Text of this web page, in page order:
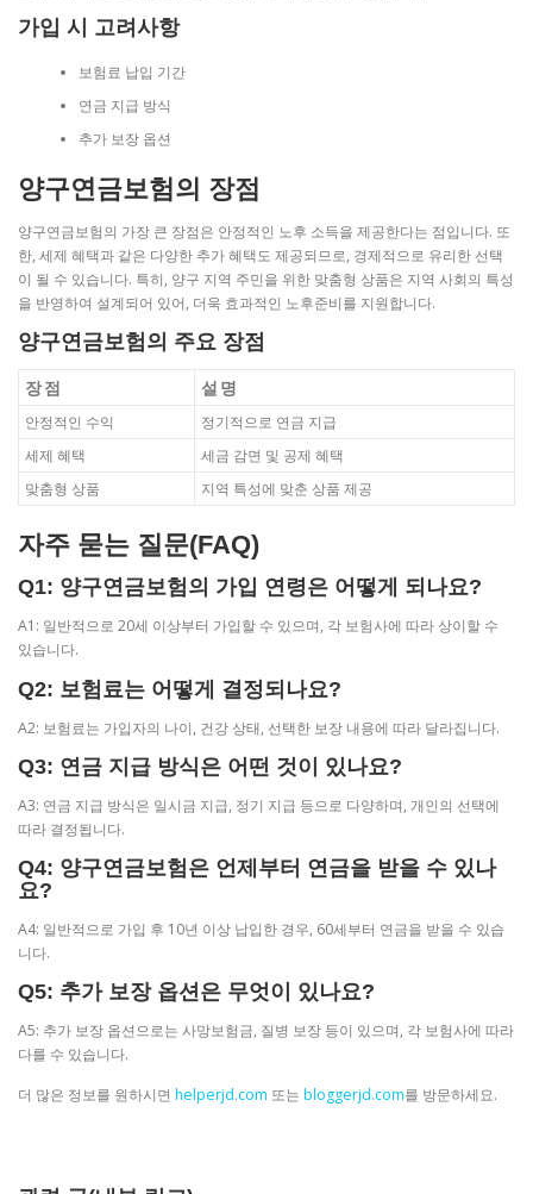
가입 시 고려사항
보험료 납입 기간
연금 지급 방식
추가 보장 옵션
양구연금보험의 장점
양구연금보험의 가장 큰 장점은 안정적인 노후 소득을 제공한다는 점입니다. 또
한, 세제 혜택과 같은 다양한 추가 혜택도 제공되므로, 경제적으로 유리한 선택
이 될 수 있습니다. 특히, 양구 지역 주민을 위한 맞춤형 상품은 지역 사회의 특성
을 반영하여 설계되어 있어, 더욱 효과적인 노후준비를 지원합니다.
양구연금보험의 주요 장점
장점 설명
안정적인 수익
정기적으로 연금 지급
세제 혜택
세금 감면 및 공제 혜택
맞춤형 상품
지역 특성에 맞춘 상품 제공
자주 묻는 질문(FAQ)
Q1: 양구연금보험의 가입 연령은 어떻게 되나요?
A1: 일반적으로 20세 이상부터 가입할 수 있으며, 각 보험사에 따라 상이할 수
있습니다.
Q2: 보험료는 어떻게 결정되나요?
A2: 보험료는 가입자의 나이, 건강 상태, 선택한 보장 내용에 따라 달라집니다.
Q3: 연금 지급 방식은 어떤 것이 있나요?
A3: 연금 지급 방식은 일시금 지급, 정기 지급 등으로 다양하며, 개인의 선택에
따라 결정됩니다.
Q4: 양구연금보험은 언제부터 연금을 받을 수 있나
요?
A4: 일반적으로 가입 후 10년 이상 납입한 경우, 60세부터 연금을 받을 수 있습
니다.
Q5: 추가 보장 옵션은 무엇이 있나요?
A5: 추가 보장 옵션으로는 사망보험금, 질병 보장 등이 있으며, 각 보험사에 따라
다를 수 있습니다.
더 많은 정보를 원하시면 helperjd.com 또는 bloggerjd.com를 방문하세요.